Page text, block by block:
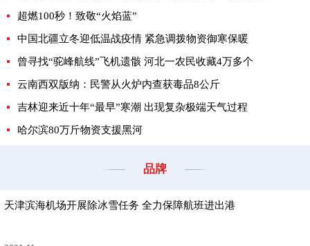
超燃100秒！致敬“火焰蓝”
中国北疆立冬迎低温战疫情 紧急调拨物资御寒保暖
曾寻找“驼峰航线”飞机遗骸 河北一农民收藏4万多个
云南西双版纳：民警从火炉内查获毒品8公斤
吉林迎来近十年“最早”寒潮 出现复杂极端天气过程
哈尔滨80万斤物资支援黑河
品牌
天津滨海机场开展除冰雪任务 全力保障航班进出港